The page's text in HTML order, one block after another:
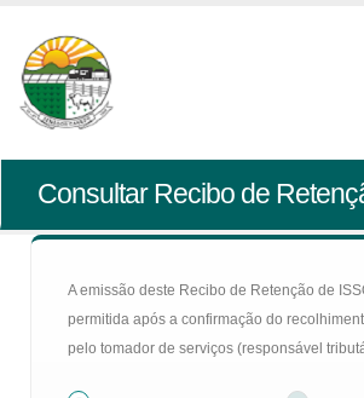
Consultar Recibo de
A emissão deste Recibo de Retenção de
permitida após a confirmação do
pelo tomador de serviços (responsável